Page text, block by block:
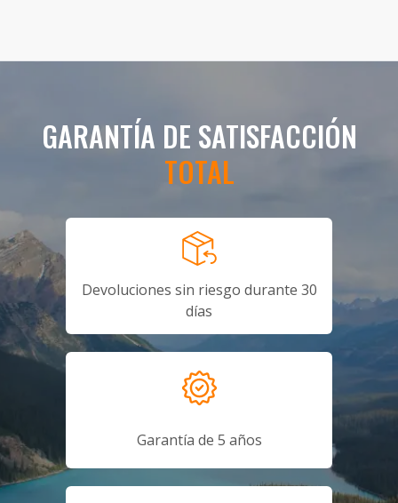
GARANTÍA DE SATISFACCIÓN
TOTAL
Devoluciones sin riesgo durante 30
días
Garantía de 5 años